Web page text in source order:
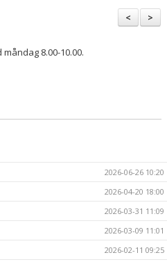
>
<
8.00-10.00.
2026-06-26 10:20
2026-04-20 18:00
2026-03-31 11:09
2026-03-09 11:01
2026-02-11 09:25